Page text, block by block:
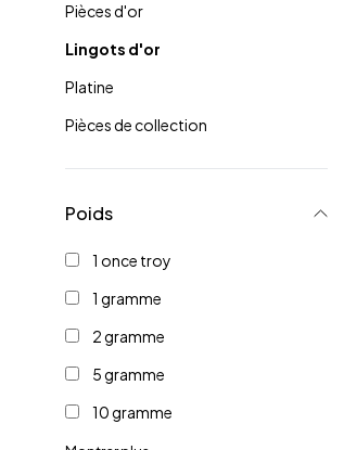
Pièces d'or
Lingots d'or
Platine
Pièces de collection
Poids
1 once troy
1 gramme
2 gramme
5 gramme
10 gramme